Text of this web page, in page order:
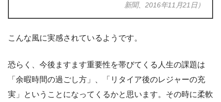
新聞、2016年11月21日）
こんな風に実感されているようです。
恐らく、今後ますます重要性を帯びてくる人生の課題は
「余暇時間の過ごし方」、「リタイア後のレジャーの充
実」ということになってくるかと思います。その時に柔軟